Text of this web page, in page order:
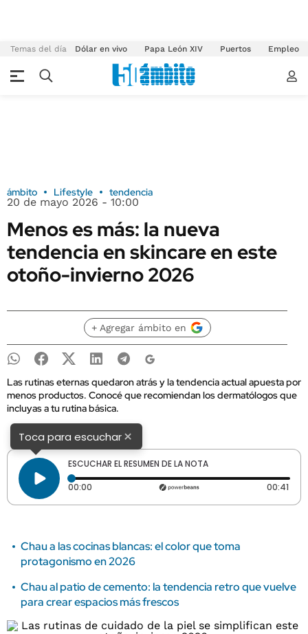
Temas del día Dólar en vivo Papa León XIV Puertos Empleo
ámbito Lifestyle tendencia
20 de mayo 2026 - 10:00
Menos es más: la nueva
tendencia en skincare en este
otoño-invierno 2026
+ Agregar ámbito en
Las rutinas eternas quedaron atrás y la tendencia actual apuesta por
menos productos. Conocé que recomiendan los dermatólogos que
incluyas a tu rutina básica.
Toca para escuchar×
ESCUCHAR EL RESUMEN DE LA NOTA
00:00 Tiempo transcurrido: 0 segundos 00:41
Chau a las cocinas blancas: el color que toma
protagonismo en 2026
Chau al patio de cemento: la tendencia retro que vuelve
para crear espacios más frescos